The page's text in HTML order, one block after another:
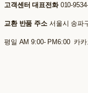
고객센터 대표전화010-
교환 반품 주소서울시 송파
평일 AM 9:00- PM6:00 카